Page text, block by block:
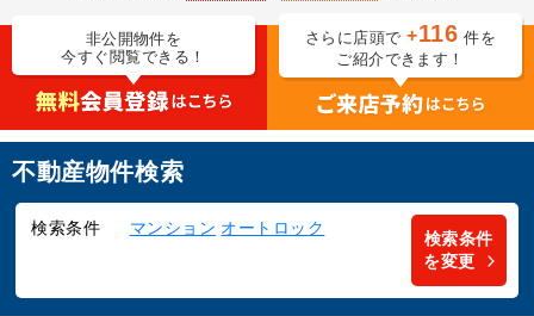
非公開物件を
今すぐ閲覧できる！
さらに店頭で +116 件を
ご紹介できます！
不動産物件検索
検索条件 マンション オートロック
検索条件
を変更